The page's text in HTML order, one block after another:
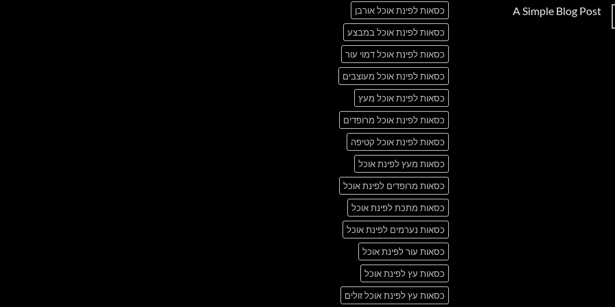
על
A Simple Blog Post
כסאות לפינת אוכל אורבן
כסאות לפינת אוכל במבצע
כסאות לפינת אוכל דמוי עור
כסאות לפינת אוכל מעוצבים
כסאות לפינת אוכל מעץ
כסאות לפינת אוכל מרופדים
כסאות לפינת אוכל קטיפה
כסאות מעץ לפינת אוכל
כסאות מרופדים לפינת אוכל
כסאות מתכת לפינת אוכל
כסאות נערמים לפינת אוכל
כסאות עור לפינת אוכל
כסאות עץ לפינת אוכל
כסאות עץ לפינת אוכל זולים